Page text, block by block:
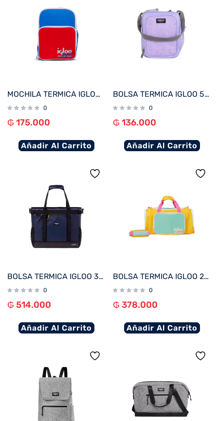
MOCHILA TERMICA IGLOO 12 LATAS RETRO ROJO/AZUL 63075
0
₲ 175.000
Añadir Al Carrito
BOLSA TERMICA IGLOO 5 LATAS VERTICAL LUNCH 5 LILA 63136
0
₲ 136.000
Añadir Al Carrito
BOLSA TERMICA IGLOO 30 LATAS TOTE MAXCOLD ASCENT AZUL 60455
0
₲ 514.000
Añadir Al Carrito
BOLSA TERMICA IGLOO 24 LATAS DUFFEL RETRO AMARILLO 60965
0
₲ 378.000
Añadir Al Carrito